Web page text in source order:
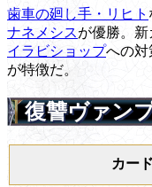
歯車の廻し手・リヒト
ナネメシスが優勝。
イラビショップへの対
が特徴だ。
復讐ヴァン
カー